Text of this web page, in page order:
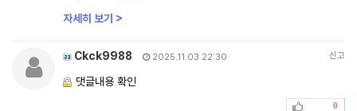
자세히 보기 >
Ckck9988 2025.11.03 22:30 신고
댓글내용 확인
0